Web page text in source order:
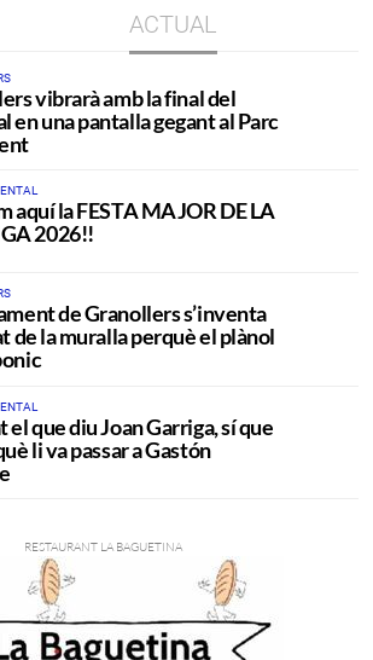
ACTUAL
vibrarà amb la final del
en una pantalla gegant al Parc
aquí la FESTA MAJOR DE LA
2026!!
de Granollers s’inventa
de la muralla perquè el plànol
el que diu Joan Garriga, sí que
li va passar a Gastón